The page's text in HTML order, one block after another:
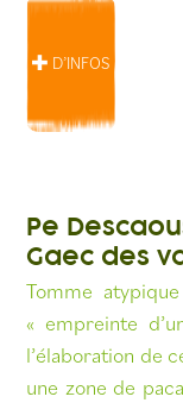
D’INFOS
Pe
Gaec des
Tomme
« empreinte
l’élaboration de
une zone de